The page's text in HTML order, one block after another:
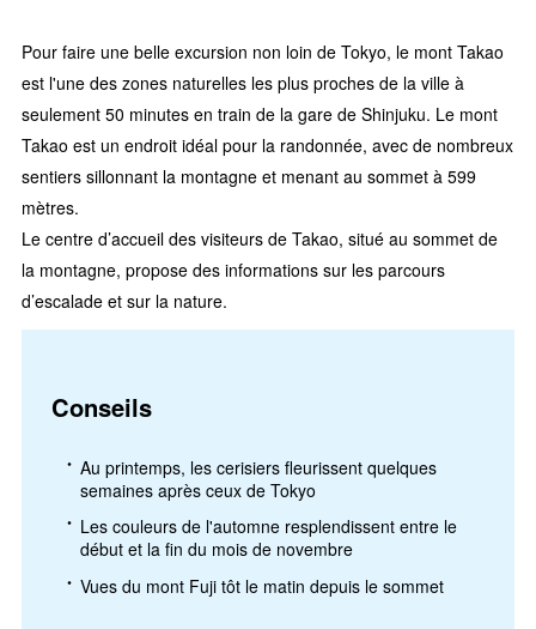
Pour faire une belle excursion non loin de Tokyo, le mont Takao
est l'une des zones naturelles les plus proches de la ville à
seulement 50 minutes en train de la gare de Shinjuku. Le mont
Takao est un endroit idéal pour la randonnée, avec de nombreux
sentiers sillonnant la montagne et menant au sommet à 599
mètres.
Le centre d’accueil des visiteurs de Takao, situé au sommet de
la montagne, propose des informations sur les parcours
d’escalade et sur la nature.
Conseils
Au printemps, les cerisiers fleurissent quelques
semaines après ceux de Tokyo
Les couleurs de l'automne resplendissent entre le
début et la fin du mois de novembre
Vues du mont Fuji tôt le matin depuis le sommet